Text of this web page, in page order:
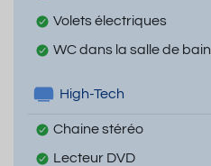
Volets électriques
WC dans la salle de bain
High-Tech
Chaine stéréo
Lecteur DVD